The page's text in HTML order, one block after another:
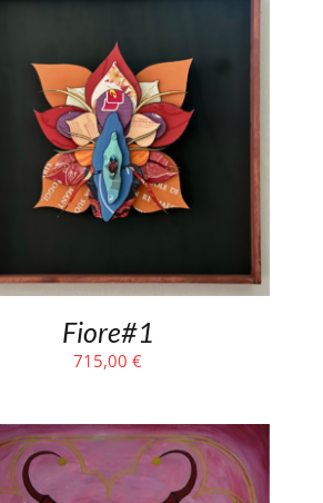
Fiore#1
715,00€